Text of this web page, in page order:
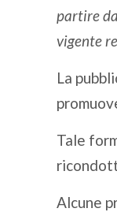
partire
vigente
La
Tale
Alcune